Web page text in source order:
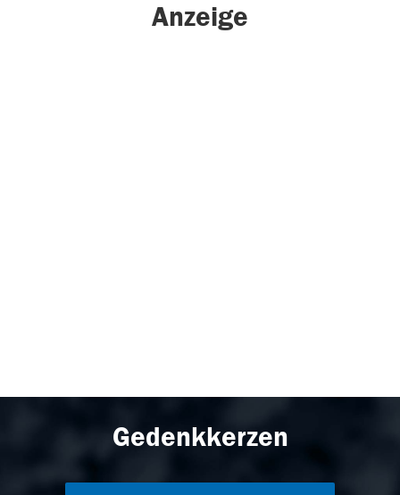
Anzeige
Gedenkkerzen